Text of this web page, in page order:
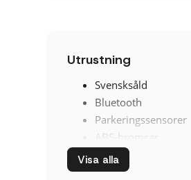
Utrustning
Svensksåld
Bluetooth
Parkeringssensorer
ABS-bromsar
Airbag förare
Antisladd
Visa alla